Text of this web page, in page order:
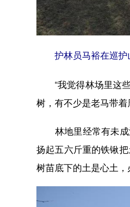
护林员马裕在巡护
“我觉得林场里这些
树，有不少是老马带着
林地里经常有未成
扬起五六斤重的铁锹
树苗底下的土是心土